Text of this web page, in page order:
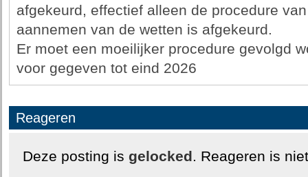
afgekeurd, effectief alleen de procedure
aannemen van de wetten is afgekeurd.
Er moet een moeilijker procedure gevolgd
voor gegeven tot eind 2026
Reageren
Deze posting is gelocked. Reageren is